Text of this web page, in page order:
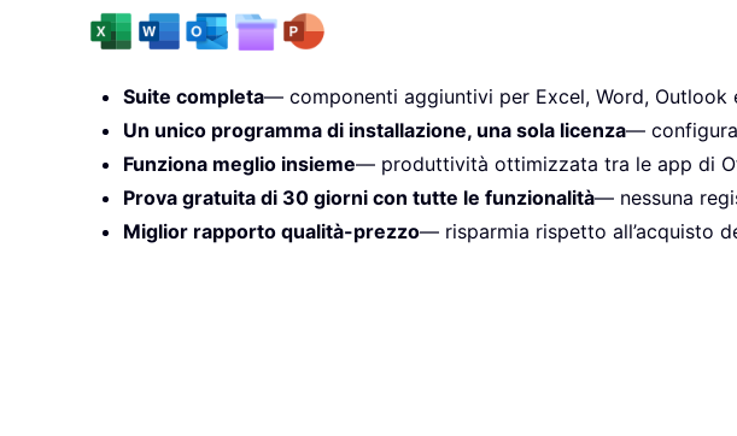
Suite completa— componenti aggiuntivi per Excel, Word, Outlook
Un unico programma di installazione, una sola licenza—
Funziona meglio insieme— produttività ottimizzata tra le app di
Prova gratuita di 30 giorni con tutte le funzionalità— nessuna
Miglior rapporto qualità-prezzo— risparmia rispetto all’acquisto